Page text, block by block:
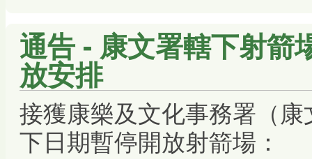
通告 - 康文署轄下射箭
放安排
接獲康樂及文化事務署（
下日期暫停開放射箭場：